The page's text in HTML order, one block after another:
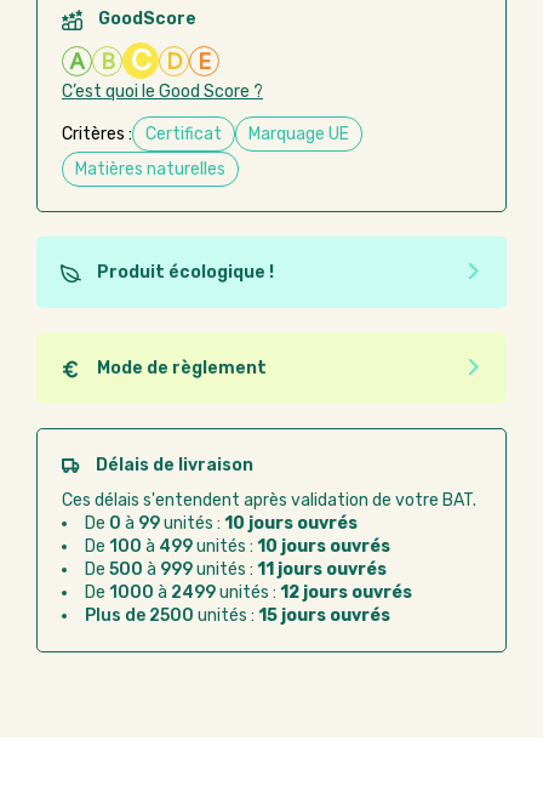
GoodScore
A B C D E
C’est quoi le Good Score ?
Critères : Certificat
Marquage UE
Matières naturelles
Produit écologique !
Ce produit est éco-conçu, il a été fabriqué à partir de
matériaux recyclés ou recyclables. Ces produits
peuvent plus facilement obtenir une seconde vie
après utilisation. L'origine de fabrication du produit
n'entre pas dans les critères d'éco-conception.
Mode de règlement
Quel que soit le mode de règlement, vous pouvez
passer commande en ligne sur Good Act.
Paiement CB :paiement sécurisé par carte
Virement bancaire :règlement sur facture
après la commande
Chorus Pro :règlement par mandat
administratif après la commande
Délais de livraison
Ces délais s'entendent après validation de votre BAT.
De 0 à 99unités : 10 jours ouvrés
De 100 à 499unités : 10 jours ouvrés
De 500 à 999unités : 11 jours ouvrés
De 1000 à 2499unités : 12 jours ouvrés
Plus de 2500 unités : 15 jours ouvrés